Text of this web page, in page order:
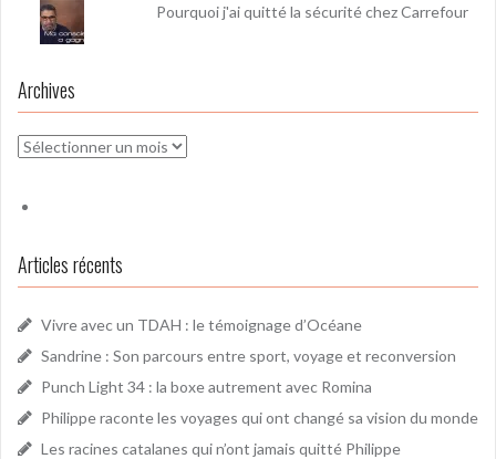
Pourquoi j'ai quitté la sécurité chez Carrefour
Archives
Archives
Articles récents
Vivre avec un TDAH : le témoignage d’Océane
Sandrine : Son parcours entre sport, voyage et reconversion
Punch Light 34 : la boxe autrement avec Romina
Philippe raconte les voyages qui ont changé sa vision du monde
Les racines catalanes qui n’ont jamais quitté Philippe